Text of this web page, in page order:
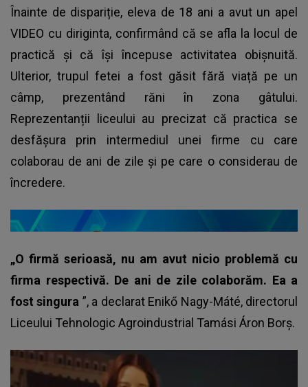
Înainte de dispariție, eleva de 18 ani a avut un apel
VIDEO cu diriginta, confirmând că se afla la locul de
practică și că își începuse activitatea obișnuită.
Ulterior, trupul fetei a fost găsit fără viață pe un
câmp, prezentând răni în zona gâtului.
Reprezentanții liceului au precizat că practica se
desfășura prin intermediul unei firme cu care
colaborau de ani de zile și pe care o considerau de
încredere.
„O firmă serioasă, nu am avut nicio problemă cu
firma respectivă. De ani de zile colaborăm. Ea a
fost singura ”, a declarat Enikő Nagy-Máté, directorul
Liceului Tehnologic Agroindustrial Tamási Áron Borș.